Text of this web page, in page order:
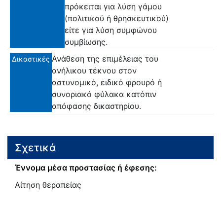
πρόκειται για λύση γάμου
(πολιτικού ή θρησκευτικού)
είτε για λύση συμφώνου
συμβίωσης.
Δικαστικές Ανάθεση της επιμέλειας του
ανήλικου τέκνου στον
αστυνομικό, ειδικό φρουρό ή
συνοριακό φύλακα κατόπιν
απόφασης δικαστηρίου.
Σχετικά
Έννομα μέσα προστασίας ή έφεσης:
Αίτηση θεραπείας